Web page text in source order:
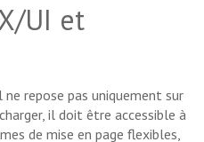
UI et
ne repose pas uniquement sur
il doit être accessible à
de mise en page flexibles,